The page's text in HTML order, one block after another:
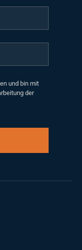
und bin mit
der